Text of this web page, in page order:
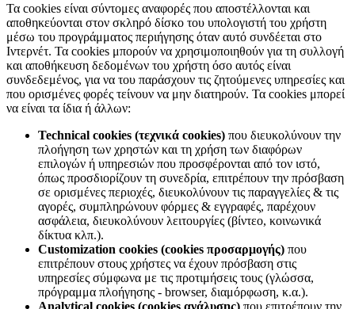
Τα cookies είναι σύντομες αναφορές που αποστέλλονται και
αποθηκεύονται στον σκληρό δίσκο του υπολογιστή του χρήστη
μέσω του προγράμματος περιήγησης όταν αυτό συνδέεται στο
Ιντερνέτ. Τα cookies μπορούν να χρησιμοποιηθούν για τη συλλογή
και αποθήκευση δεδομένων του χρήστη όσο αυτός είναι
συνδεδεμένος, για να του παράσχουν τις ζητούμενες υπηρεσίες και
που ορισμένες φορές τείνουν να μην διατηρούν. Τα cookies μπορεί
να είναι τα ίδια ή άλλων:
Technical cookies (τεχνικά cookies) που διευκολύνουν την
πλοήγηση των χρηστών και τη χρήση των διαφόρων
επιλογών ή υπηρεσιών που προσφέρονται από τον ιστό,
όπως προσδιορίζουν τη συνεδρία, επιτρέπουν την πρόσβαση
σε ορισμένες περιοχές, διευκολύνουν τις παραγγελίες & τις
αγορές, συμπληρώνουν φόρμες & εγγραφές, παρέχουν
ασφάλεια, διευκολύνουν λειτουργίες (βίντεο, κοινωνικά
δίκτυα κλπ.).
Customization cookies (cookies προσαρμογής) που
επιτρέπουν στους χρήστες να έχουν πρόσβαση στις
υπηρεσίες σύμφωνα με τις προτιμήσεις τους (γλώσσα,
πρόγραμμα πλοήγησης - browser, διαμόρφωση, κ.α.).